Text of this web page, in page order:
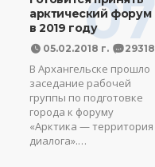
07
арктический форум
в 2019 году
05.02.2018 г. 29318
В Архангельске прошло
заседание рабочей
группы по подготовке
города к форуму
«Арктика — территория
диалога».…